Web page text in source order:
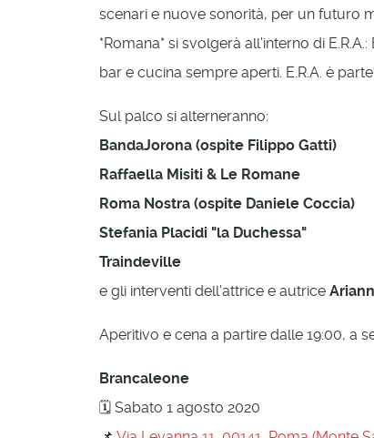
scenari e nuove sonorità, per un futuro
*Romana* si svolgerà all'interno di
bar e cucina sempre aperti. E.R.A. è
Sul palco si alterneranno:
BandaJorona (ospite Filippo Gatti)
Raffaella Misiti & Le Romane
Roma Nostra (ospite Daniele Coccia)
Stefania Placidi "la Duchessa"
Traindeville
e gli interventi dell'attrice e autrice
Aperitivo e cena a partire dalle 19:00, a
Brancaleone
🗓 Sabato 1 agosto 2020